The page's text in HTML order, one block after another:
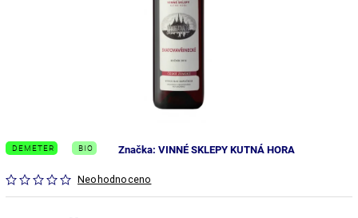
DEMETER BIO
Neohodnoceno
Značka: VINNÉ SKLEPY KUTNÁ HORA